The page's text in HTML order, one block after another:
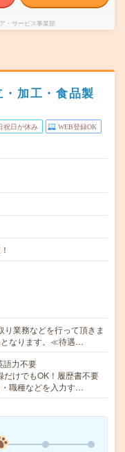
・サービス事業部
・加工・食品製
祝日が休み WEB登録OK
り業務などを行って頂きま
となります。≪待遇…
語力不要
けでもOK！履歴書不要
職種などを入力す…